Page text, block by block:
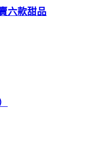
六款甜品